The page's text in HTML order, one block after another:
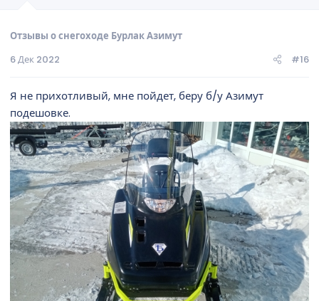
Отзывы о снегоходе Бурлак Азимут
6 Дек 2022
#16
Я не прихотливый, мне пойдет, беру б/у Азимут
подешовке.